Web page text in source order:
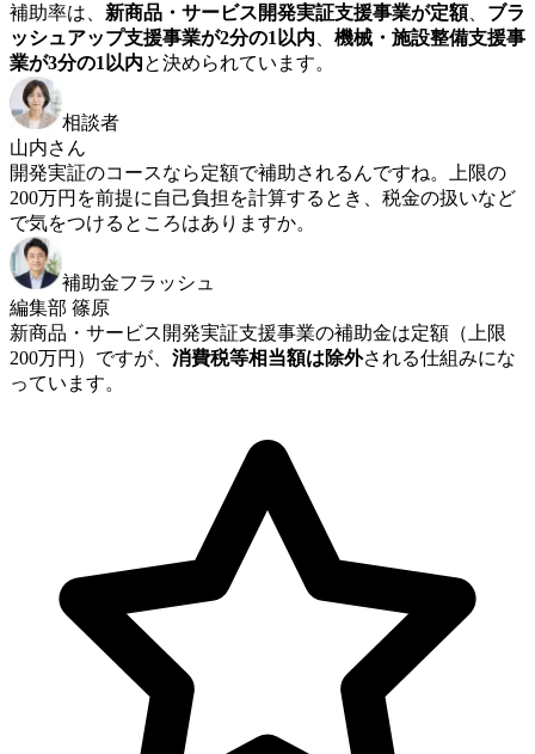
補助率は、 新商品・サービス開発実証支援事業が定額、 ブラ
ッシュアップ支援事業が2分の1以内
機械・施設整備支援事
業が3分の1以内と決められています。
相談者
山内さん
開発実証のコースなら定額で補助されるんですね。上限の
200万円を前提に自己負担を計算するとき、税金の扱いなど
で気をつけるところはありますか。
補助金フラッシュ
編集部 篠原
新商品・サービス開発実証支援事業の補助金は定額（上限
200万円）ですが、 消費税等相当額は除外される仕組みにな
っています。